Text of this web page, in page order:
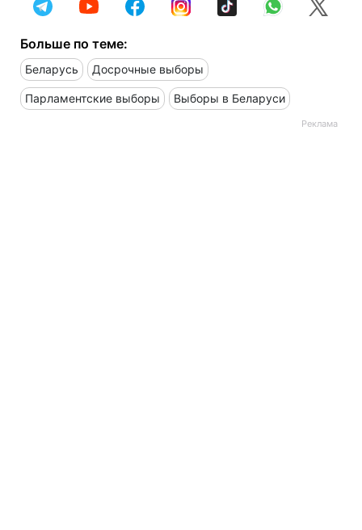
Больше по теме:
Беларусь Досрочные выборы
Парламентские выборы Выборы в Беларуси